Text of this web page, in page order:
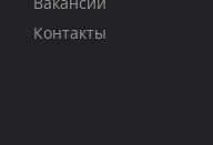
Контакты